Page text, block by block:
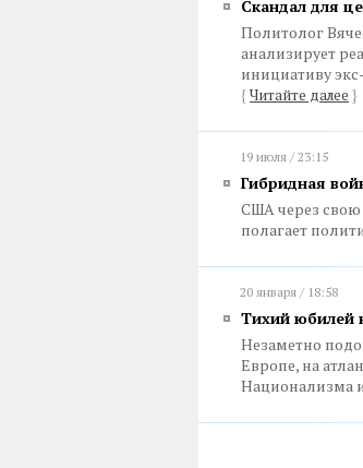
Скандал для
Политолог
анализирует
инициативу
{ Читайте далее }
19 июля / 23:15
Гибридная
США через свою
полагает
20 января / 18:58
Тихий юбилей
Незаметно
Европе, на
Национализма